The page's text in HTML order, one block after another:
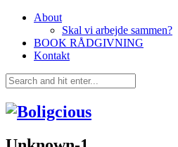
About
Skal vi arbejde sammen?
BOOK RÅDGIVNING
Kontakt